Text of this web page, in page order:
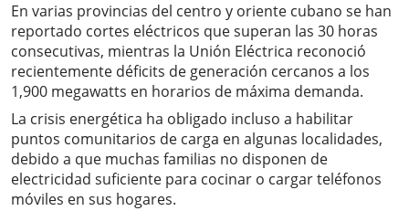
En varias provincias del centro y oriente cubano se han
reportado cortes eléctricos que superan las 30 horas
consecutivas, mientras la Unión Eléctrica reconoció
recientemente déficits de generación cercanos a los
1,900 megawatts en horarios de máxima demanda.
La crisis energética ha obligado incluso a habilitar
puntos comunitarios de carga en algunas localidades,
debido a que muchas familias no disponen de
electricidad suficiente para cocinar o cargar teléfonos
móviles en sus hogares.